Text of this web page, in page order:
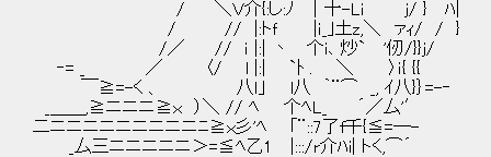
/ ＼Ｖ介{:し:ﾉ ｜十-Li j/ } ﾊ|
/ // |:トｆ |ｉ_｣土z,＼ ァｨ/ / }
/／ // ｉ |:| 丶 个i､ 炒` '仞/}}j/
‐= _ ／ 〈/ l |:| `ﾄ . ＼ 〉ｉ{ {{
￣≧=-く 、 八ｌ｣ l八 ｀¨⌒ _, ｲ八}｝=-‐ ここ
_＿＿,≧ニニニ≧ｘ ）＼ // ﾍ 个ﾍL_ ´／厶'′ あ
二ニニニニニニニニニﾆ≧ｘ彡'ﾍ ｢¨::7了f千{≦=―-
_厶三ニニニニニ＞=≦ﾍ乙1 |:::/r介ﾊi| トく,⌒´